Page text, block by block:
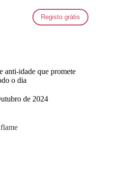
Registo grátis
anti-idade que promete
o dia
de 2024